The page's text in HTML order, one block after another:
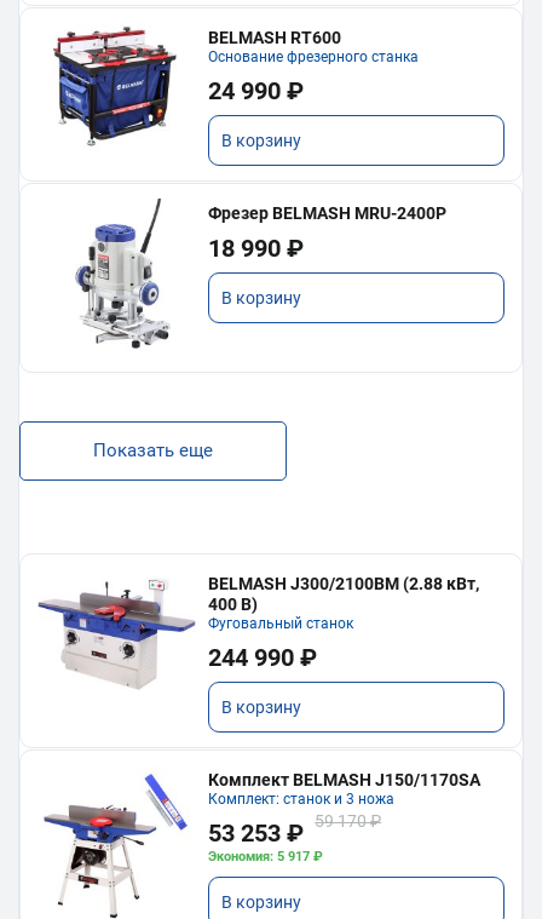
BELMASH RT600
Основание фрезерного станка
24 990 ₽
В корзину
Фрезер BELMASH MRU-2400P
18 990 ₽
В корзину
Показать еще
BELMASH J300/2100ВМ (2.88 кВт,
400 В)
Фуговальный станок
244 990 ₽
В корзину
Комплект BELMASH J150/1170SA
Комплект: станок и 3 ножа
53 253 ₽ 59 170 ₽
Экономия: 5 917 ₽
В корзину